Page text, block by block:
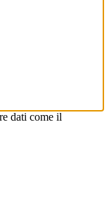
dati come il